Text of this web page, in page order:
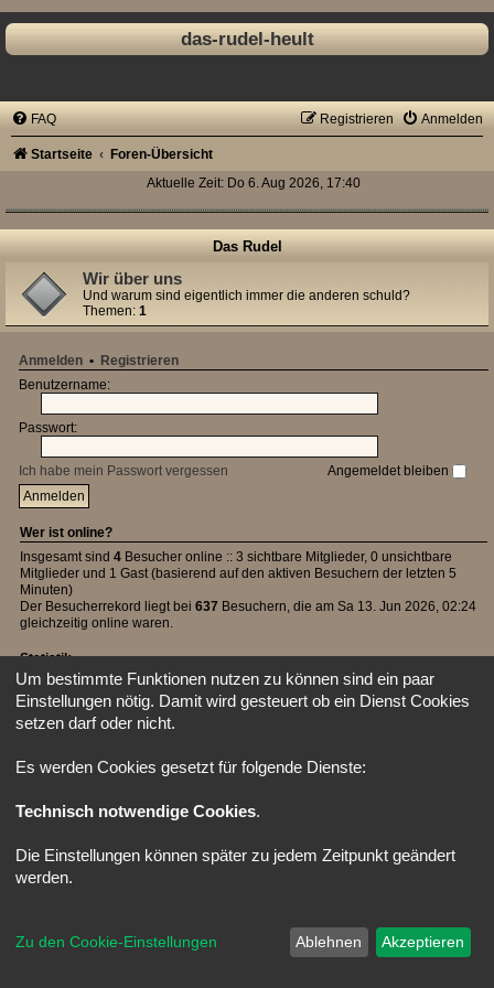
das-rudel-heult
FAQ Anmelden
Registrieren
Startseite
Foren-Übersicht
Aktuelle Zeit: Do 6. Aug 2026, 17:40
Das Rudel
Wir über uns
Und warum sind eigentlich immer die anderen schuld?
Themen: 1
Anmelden • Registrieren
Benutzername:
Passwort:
Ich habe mein Passwort vergessen Angemeldet bleiben
Wer ist online?
Insgesamt sind 4 Besucher online :: 3 sichtbare Mitglieder, 0 unsichtbare
Mitglieder und 1 Gast (basierend auf den aktiven Besuchern der letzten 5
Minuten)
Der Besucherrekord liegt bei 637 Besuchern, die am Sa 13. Jun 2026, 02:24
gleichzeitig online waren.
Statistik
Beiträge insgesamt39492• Themen insgesamt1107• Mitglieder insgesamt
42• Unser neuestes Mitglied:Lapis
Startseite Foren-Übersicht
Powered byphpBB® Forum Software © phpBB Limited
Deutsche Übersetzung durchphpBB.de
Um bestimmte Funktionen nutzen zu können sind ein paar
Einstellungen nötig. Damit wird gesteuert ob ein Dienst Cookies
setzen darf oder nicht.
Es werden Cookies gesetzt für folgende Dienste:
Technisch notwendige Cookies.
Die Einstellungen können später zu jedem Zeitpunkt geändert
werden.
Zu den Cookie-Einstellungen Ablehnen Akzeptieren